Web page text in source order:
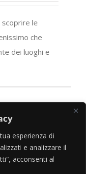
esperienza di
e analizzare il
acconsenti al
le
che
dei luoghi e
Blogger | Influencer